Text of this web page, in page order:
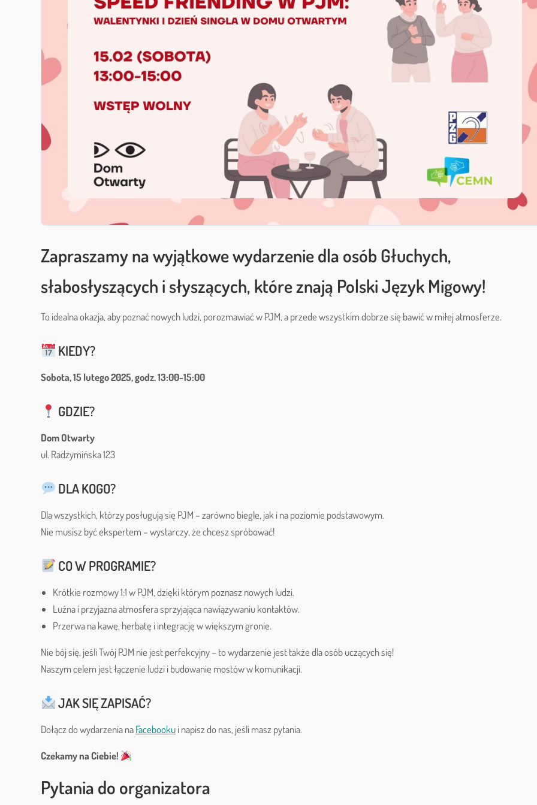
Zapraszamy na wyjątkowe wydarzenie dla osób Głuchych,
słabosłyszących i słyszących, które znają Polski Język Migowy!
To idealna okazja, aby poznać nowych ludzi, porozmawiać w PJM, a przede wszystkim dobrze się bawić w miłej atmosferze.
KIEDY?
Sobota, 15 lutego 2025, godz. 13:00-15:00
GDZIE?
Dom Otwarty
ul. Radzymińska 123
DLA KOGO?
Dla wszystkich, którzy posługują się PJM – zarówno biegle, jak i na poziomie podstawowym.
Nie musisz być ekspertem – wystarczy, że chcesz spróbować!
CO W PROGRAMIE?
Krótkie rozmowy 1:1 w PJM, dzięki którym poznasz nowych ludzi.
Luźna i przyjazna atmosfera sprzyjająca nawiązywaniu kontaktów.
Przerwa na kawę, herbatę i integrację w większym gronie.
Nie bój się, jeśli Twój PJM nie jest perfekcyjny – to wydarzenie jest także dla osób uczących się!
Naszym celem jest łączenie ludzi i budowanie mostów w komunikacji.
JAK SIĘ ZAPISAĆ?
Dołącz do wydarzenia naFacebookui napisz do nas, jeśli masz pytania.
Czekamy na Ciebie!
Pytania do organizatora